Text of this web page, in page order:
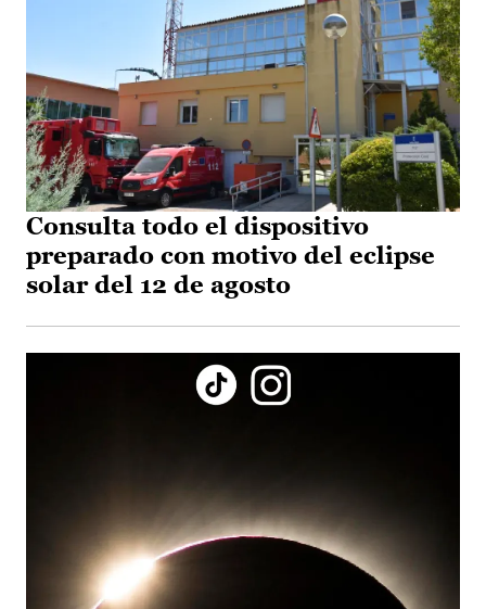
Consulta todo el dispositivo
preparado con motivo del eclipse
solar del 12 de agosto